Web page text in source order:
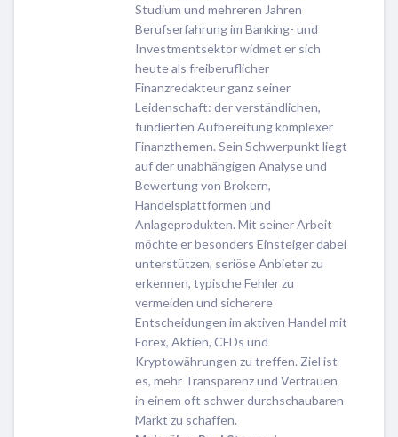
Studium und mehreren Jahren
Berufserfahrung im Banking- und
Investmentsektor widmet er sich
heute als freiberuflicher
Finanzredakteur ganz seiner
Leidenschaft: der verständlichen,
fundierten Aufbereitung komplexer
Finanzthemen. Sein Schwerpunkt liegt
auf der unabhängigen Analyse und
Bewertung von Brokern,
Handelsplattformen und
Anlageprodukten. Mit seiner Arbeit
möchte er besonders Einsteiger dabei
unterstützen, seriöse Anbieter zu
erkennen, typische Fehler zu
vermeiden und sicherere
Entscheidungen im aktiven Handel mit
Forex, Aktien, CFDs und
Kryptowährungen zu treffen. Ziel ist
es, mehr Transparenz und Vertrauen
in einem oft schwer durchschaubaren
Markt zu schaffen.